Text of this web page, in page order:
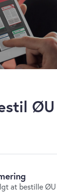
at bestille